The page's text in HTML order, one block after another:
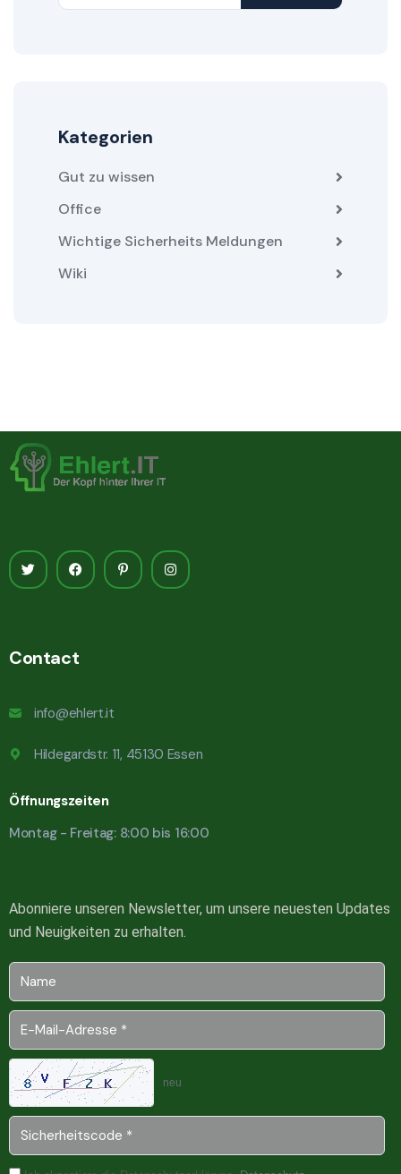
Kategorien
Gut zu wissen
Office
Wichtige Sicherheits Meldungen
Wiki
Contact
info@ehlert.it
Hildegardstr. 11, 45130 Essen
Öffnungszeiten
Montag - Freitag: 8:00 bis 16:00
Abonniere unseren Newsletter, um unsere neuesten Updates
und Neuigkeiten zu erhalten.
neu